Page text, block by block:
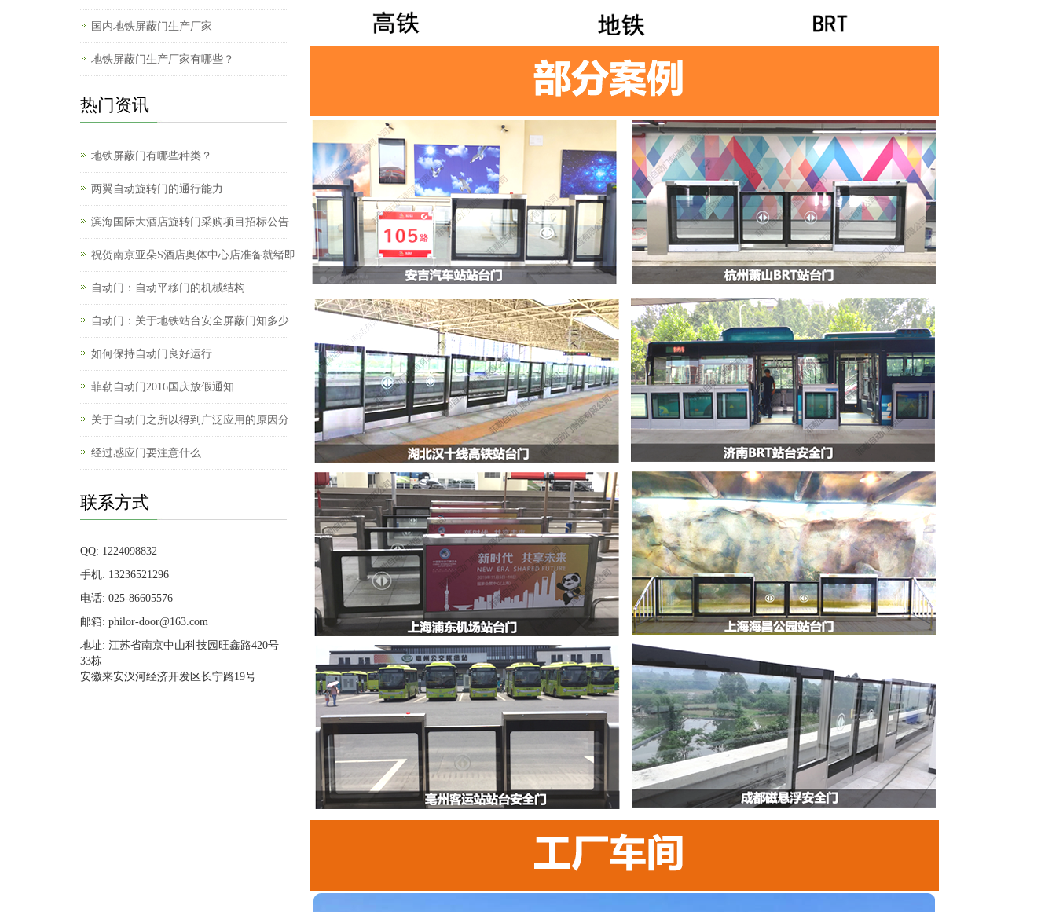
国内地铁屏蔽门生产厂家
地铁屏蔽门生产厂家有哪些？
热门资讯
地铁屏蔽门有哪些种类？
两翼自动旋转门的通行能力
滨海国际大酒店旋转门采购项目招标公告
祝贺南京亚朵S酒店奥体中心店准备就绪即
自动门：自动平移门的机械结构
自动门：关于地铁站台安全屏蔽门知多少
如何保持自动门良好运行
菲勒自动门2016国庆放假通知
关于自动门之所以得到广泛应用的原因分
经过感应门要注意什么
联系方式
QQ: 1224098832
手机: 13236521296
电话: 025-86605576
邮箱: philor-door@163.com
地址: 江苏省南京中山科技园旺鑫路420号
33栋
安徽来安汊河经济开发区长宁路19号